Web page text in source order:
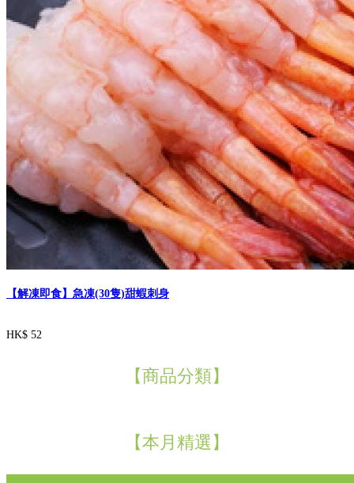
【解凍即食】急凍(30隻)甜蝦刺身
HK$ 52
【商品分類】
【本月精選】